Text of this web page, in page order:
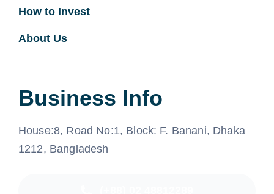
How to Invest
About Us
Business Info
House:8, Road No:1, Block: F. Banani, Dhaka
1212, Bangladesh